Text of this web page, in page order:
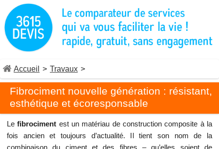
Accueil > Travaux >
Fibrociment nouvelle génération : résistant,
esthétique et écoresponsable
Lefibrociment est un matériau de construction composite à la
fois ancien et toujours d’actualité. Il tient son nom de la